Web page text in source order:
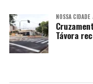
NOSSA CIDADE
Távora